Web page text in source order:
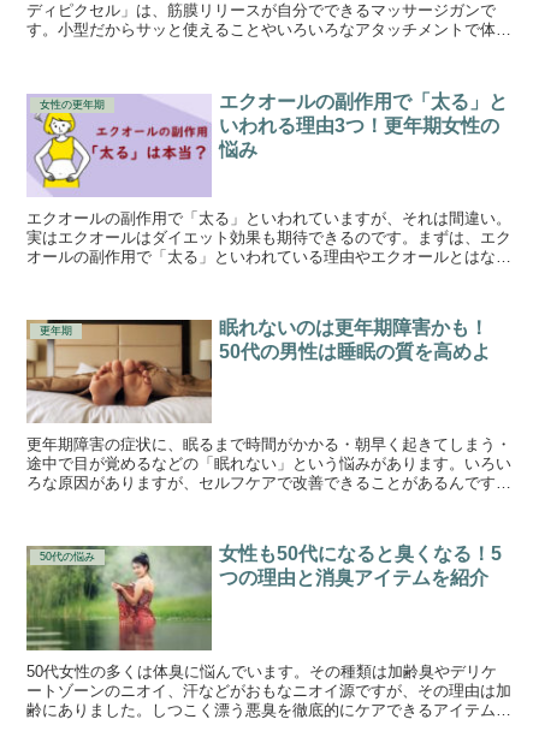
ディピクセル」は、筋膜リリースが自分でできるマッサージガンで
す。小型だからサッと使えることやいろいろなアタッチメントで体中
女性の更年期
エクオールの副作用で「太る」と
いわれる理由3つ！更年期女性の
悩み
エクオールの副作用で「太る」といわれていますが、それは間違い。
実はエクオールはダイエット効果も期待できるのです。まずは、エク
オールの副作用で「太る」といわれている理由やエクオールとはなに
更年期
眠れないのは更年期障害かも！
50代の男性は睡眠の質を高めよ
更年期障害の症状に、眠るまで時間がかかる・朝早く起きてしまう・
途中で目が覚めるなどの「眠れない」という悩みがあります。いろい
ろな原因がありますが、セルフケアで改善できることがあるんです。
50代の悩み
女性も50代になると臭くなる！5
つの理由と消臭アイテムを紹介
50代女性の多くは体臭に悩んでいます。その種類は加齢臭やデリケ
ートゾーンのニオイ、汗などがおもなニオイ源ですが、その理由は加
齢にありました。しつこく漂う悪臭を徹底的にケアできるアイテムも